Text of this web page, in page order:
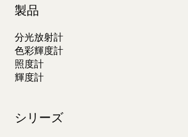
製品
分光放射計
色彩輝度計
照度計
輝度計
シリーズ